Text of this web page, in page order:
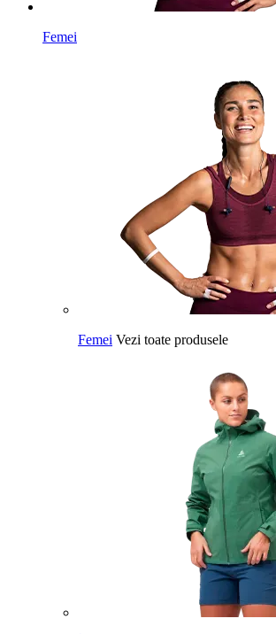
Femei
Femei Vezi toate produsele